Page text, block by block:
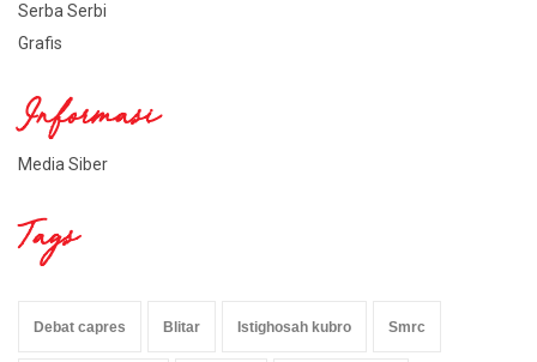
Serba Serbi
Grafis
Informasi
Media Siber
Tags
Debat capres Blitar Istighosah kubro Smrc